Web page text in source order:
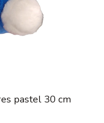
pastel 30 cm